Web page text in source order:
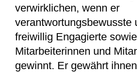
verwirklichen, wenn er
verantwortungsbewusste
freiwillig Engagierte
Mitarbeiterinnen und
gewinnt. Er gewährt